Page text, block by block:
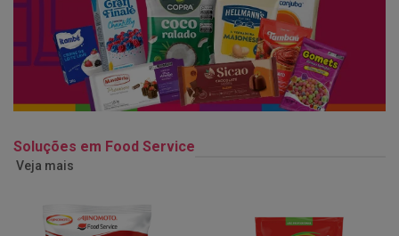
Soluções em Food Service
Veja mais